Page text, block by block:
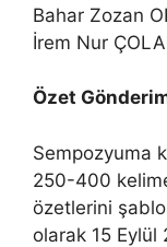
Bahar Zozan
İrem Nur
Özet
Sempozyuma
250-400
özetlerini
olarak 15 Eylül